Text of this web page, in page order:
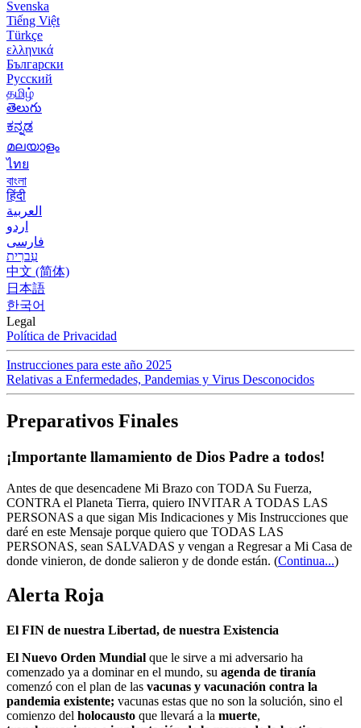
Svenska
Tiếng Việt
Türkçe
ελληνικά
Български
Русский
தமிழ்
తెలుగు
ಕನ್ನಡ
മലയാളം
ไทย
বাংলা
हिंदी
العربية
اردو
فارسی
עִברִית
中文 (简体)
日本語
한국어
Legal
Política de Privacidad
Instrucciones para este año 2025
Relativas a Enfermedades, Pandemias y Virus Desconocidos
Preparativos Finales
¡Importante llamamiento de Dios Padre a todos!
Antes de que desencadene Mi Brazo con TODA Su Fuerza,
CONTRA el Planeta Tierra, quiero INVITAR A TODAS LAS
PERSONAS a que sigan Mis Indicaciones y Mis Instrucciones que
daré en este Mensaje porque quiero que TODAS LAS
PERSONAS, sean SALVADAS y vengan a Regresar a Mi Casa de
donde vinieron, de donde salieron y de donde están. (Continua...)
Alerta Roja
El FIN de nuestra Libertad, de nuestra Existencia
El Nuevo Orden Mundial que le sirve a mi adversario ha
comenzado ya a dominar en el mundo, su agenda de tiranía
comenzó con el plan de las vacunas y vacunación contra la
pandemia existente; vacunas estas que no son la solución, sino el
comienzo del holocausto que llevará a la muerte,